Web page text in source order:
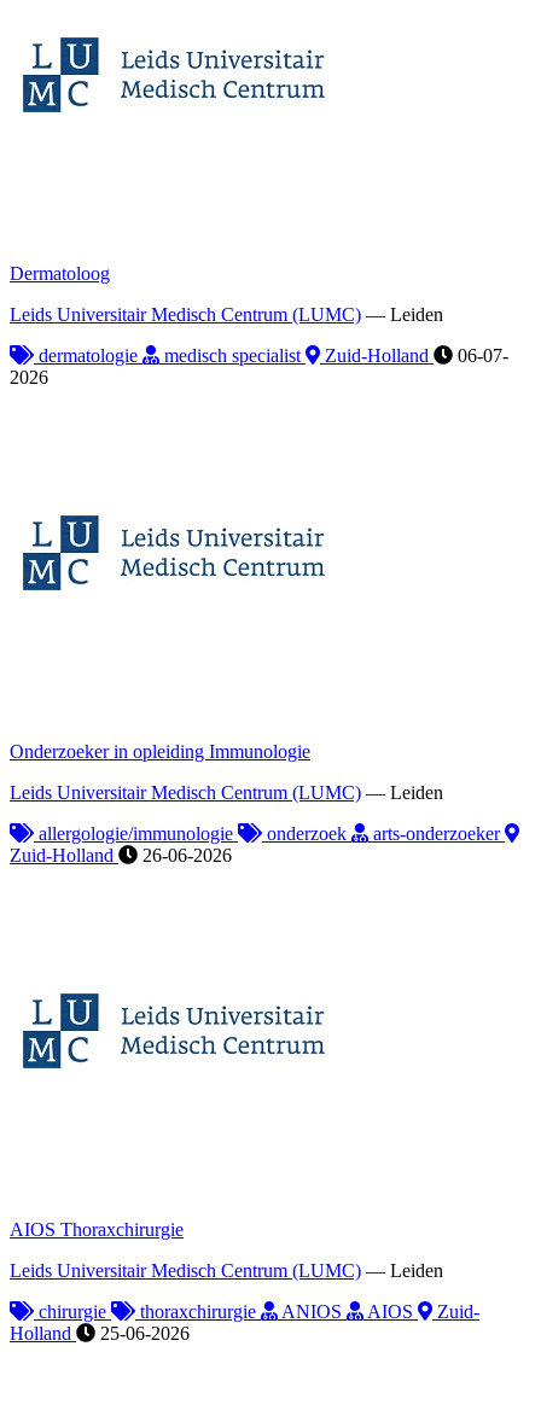
Dermatoloog
Leids Universitair Medisch Centrum (LUMC) — Leiden
dermatologie
medisch specialist Zuid-Holland
06-07-
2026
Onderzoeker in opleiding Immunologie
Leids Universitair Medisch Centrum (LUMC) — Leiden
allergologie/immunologie
onderzoek
arts-onderzoeker
Zuid-Holland
26-06-2026
AIOS Thoraxchirurgie
Leids Universitair Medisch Centrum (LUMC) — Leiden
chirurgie
thoraxchirurgie ANIOS AIOS
Zuid-
Holland
25-06-2026